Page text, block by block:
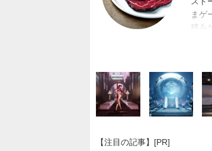
まゲ
積み
【注目の記事】[PR]